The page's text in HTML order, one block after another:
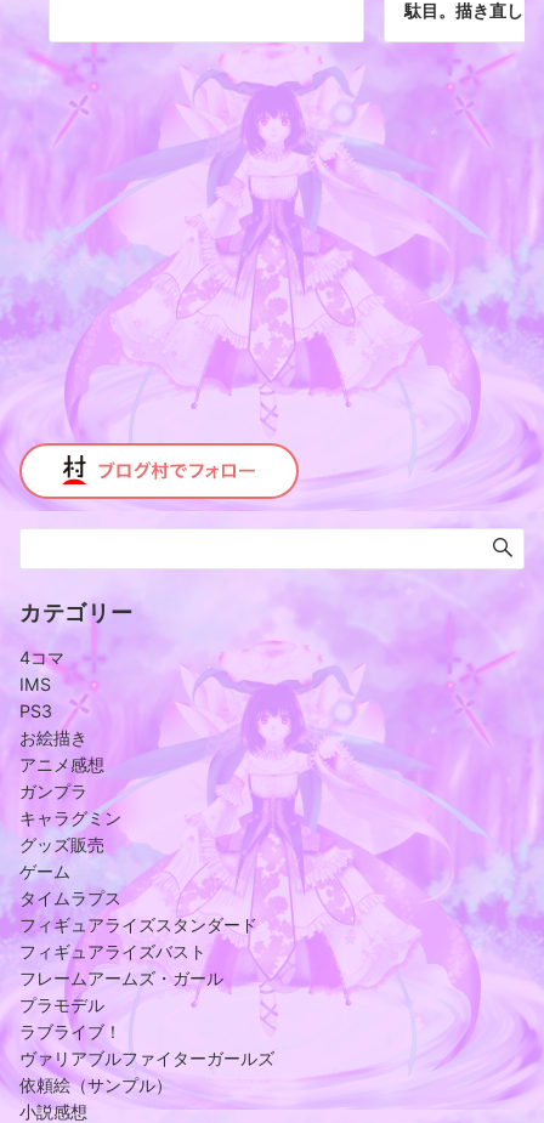
駄目。描き直し。
カテゴリー
4コマ
IMS
PS3
お絵描き
アニメ感想
ガンプラ
キャラグミン
グッズ販売
ゲーム
タイムラプス
フィギュアライズスタンダード
フィギュアライズバスト
フレームアームズ・ガール
プラモデル
ラブライブ！
ヴァリアブルファイターガールズ
依頼絵（サンプル）
小説感想